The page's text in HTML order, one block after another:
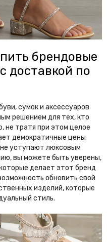
Loewe
Piana
Magda Butrym
Maje
Blahnik
Serre
Kors
Miu
Blanc
брендовые
доставкой по
сумок и аксессуаров
решением для тех, кто
не тратя при этом целое
демократичные цены
уступают люксовым
вы можете быть уверены,
делает этот бренд
обновить свой
изделий, которые
стиль.